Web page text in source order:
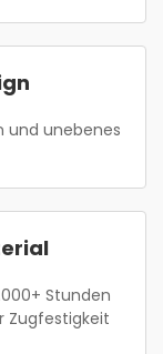
und unebenes
Stunden
Zugfestigkeit